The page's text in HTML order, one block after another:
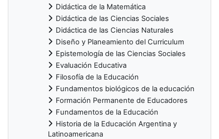
Didáctica de la Matemática
Didáctica de las Ciencias Sociales
Didáctica de las Ciencias Naturales
Diseño y Planeamiento del Curriculum
Epistemología de las Ciencias Sociales
Evaluación Educativa
Filosofía de la Educación
Fundamentos biológicos de la educación
Formación Permanente de Educadores
Fundamentos de la Educación
Historia de la Educación Argentina y
Latinoamericana